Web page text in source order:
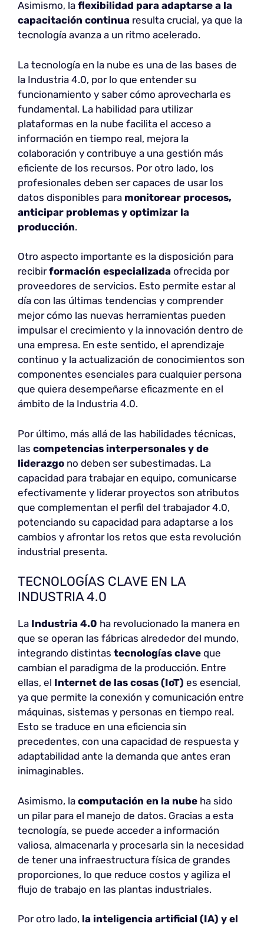
Asimismo, la flexibilidad para adaptarse a la
capacitación continua resulta crucial, ya que la
tecnología avanza a un ritmo acelerado.
La tecnología en la nube es una de las bases de
la Industria 4.0, por lo que entender su
funcionamiento y saber cómo aprovecharla es
fundamental. La habilidad para utilizar
plataformas en la nube facilita el acceso a
información en tiempo real, mejora la
colaboración y contribuye a una gestión más
eficiente de los recursos. Por otro lado, los
profesionales deben ser capaces de usar los
datos disponibles para monitorear procesos,
anticipar problemas y optimizar la
producción.
Otro aspecto importante es la disposición para
recibirformación especializada ofrecida por
proveedores de servicios. Esto permite estar al
día con las últimas tendencias y comprender
mejor cómo las nuevas herramientas pueden
impulsar el crecimiento y la innovación dentro de
una empresa. En este sentido, el aprendizaje
continuo y la actualización de conocimientos son
componentes esenciales para cualquier persona
que quiera desempeñarse eficazmente en el
ámbito de la Industria 4.0.
Por último, más allá de las habilidades técnicas,
las competencias interpersonales y de
liderazgo no deben ser subestimadas. La
capacidad para trabajar en equipo, comunicarse
efectivamente y liderar proyectos son atributos
que complementan el perfil del trabajador 4.0,
potenciando su capacidad para adaptarse a los
cambios y afrontar los retos que esta revolución
industrial presenta.
TECNOLOGÍAS CLAVE EN LA
INDUSTRIA 4.0
La Industria 4.0 ha revolucionado la manera en
que se operan las fábricas alrededor del mundo,
integrando distintas tecnologías clave que
cambian el paradigma de la producción. Entre
ellas, el Internet de las cosas (IoT) es esencial,
ya que permite la conexión y comunicación entre
máquinas, sistemas y personas en tiempo real.
Esto se traduce en una eficiencia sin
precedentes, con una capacidad de respuesta y
adaptabilidad ante la demanda que antes eran
inimaginables.
Asimismo, la computación en la nube ha sido
un pilar para el manejo de datos. Gracias a esta
tecnología, se puede acceder a información
valiosa, almacenarla y procesarla sin la necesidad
de tener una infraestructura física de grandes
proporciones, lo que reduce costos y agiliza el
flujo de trabajo en las plantas industriales.
Por otro lado, la inteligencia artificial (IA) y el